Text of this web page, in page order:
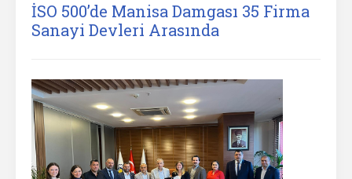
İSO 500’de Manisa Damgası 35 Firma
Sanayi Devleri Arasında